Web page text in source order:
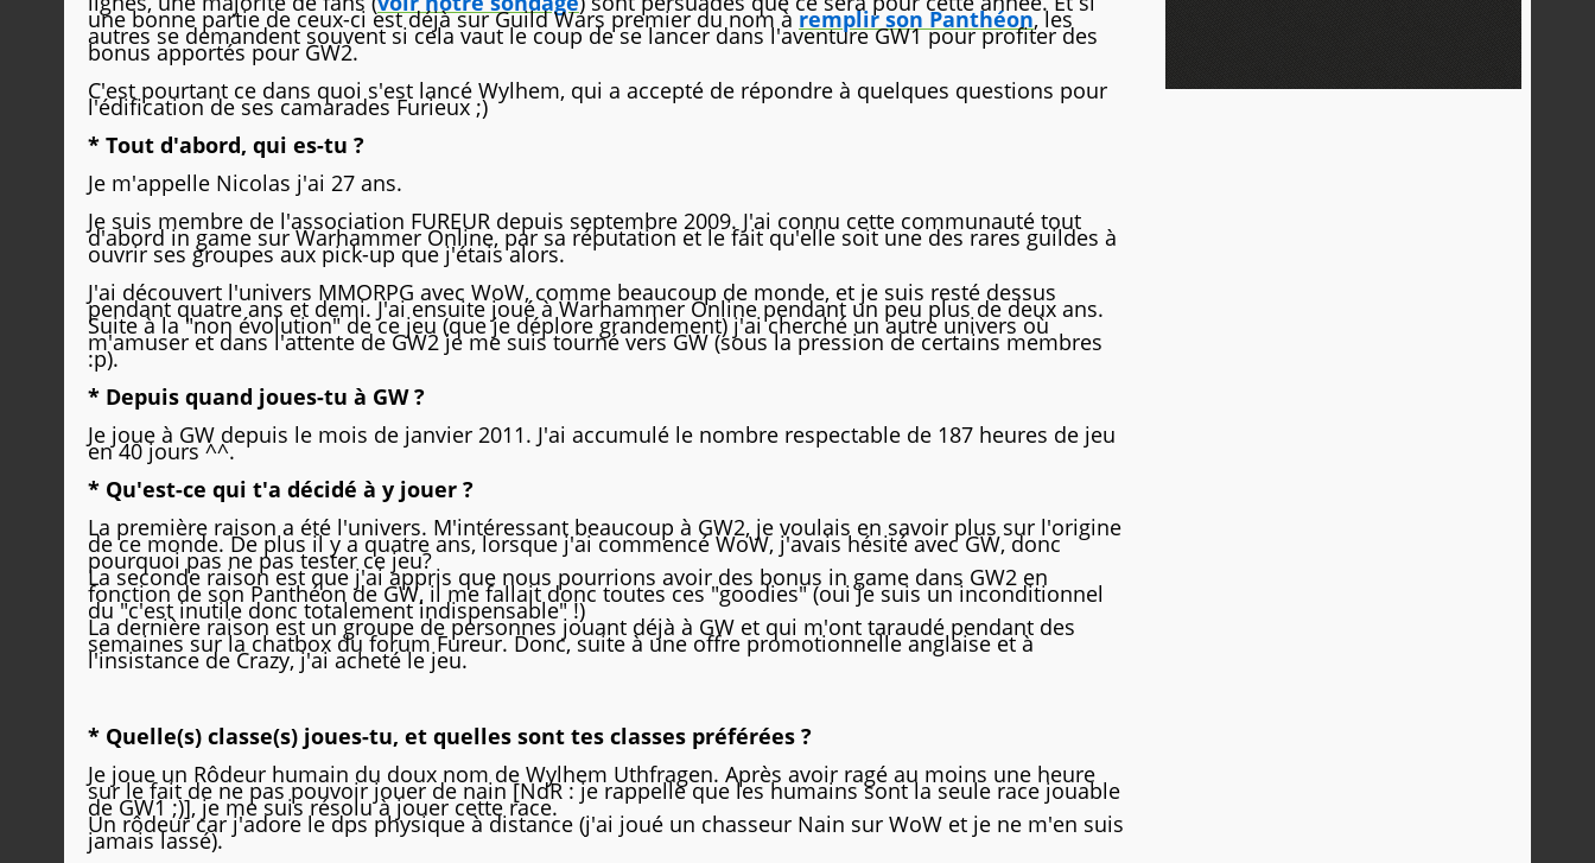
une bonne partie de ceux-ci est déjà sur Guild Wars premier du nom àremplir son Panthéon, les
autres se demandent souvent si cela vaut le coup de se lancer dans l'aventure GW1 pour profiter des
bonus apportés pour GW2.
C'est pourtant ce dans quoi s'est lancé Wylhem, qui a accepté de répondre à quelques questions pour
l'édification de ses camarades Furieux ;)
* Tout d'abord, qui es-tu ?
Je m'appelle Nicolas j'ai 27 ans.
Je suis membre de l'association FUREUR depuis septembre 2009. J'ai connu cette communauté tout
d'abord in game sur Warhammer Online, par sa réputation et le fait qu'elle soit une des rares guildes à
ouvrir ses groupes aux pick-up que j'étais alors.
J'ai découvert l'univers MMORPG avec WoW, comme beaucoup de monde, et je suis resté dessus
pendant quatre ans et demi. J'ai ensuite joué à Warhammer Online pendant un peu plus de deux ans.
Suite à la "non évolution" de ce jeu (que je déplore grandement) j'ai cherché un autre univers où
m'amuser et dans l'attente de GW2 je me suis tourné vers GW (sous la pression de certains membres
:p).
* Depuis quand joues-tu à GW ?
Je joue à GW depuis le mois de janvier 2011. J'ai accumulé le nombre respectable de 187 heures de jeu
en 40 jours ^^.
* Qu'est-ce qui t'a décidé à y jouer ?
La première raison a été l'univers. M'intéressant beaucoup à GW2, je voulais en savoir plus sur l'origine
de ce monde. De plus il y a quatre ans, lorsque j'ai commencé WoW, j'avais hésité avec GW, donc
pourquoi pas ne pas tester ce jeu?
La seconde raison est que j'ai appris que nous pourrions avoir des bonus in game dans GW2 en
fonction de son Panthéon de GW, il me fallait donc toutes ces "goodies" (oui je suis un inconditionnel
du "c'est inutile donc totalement indispensable" !)
La dernière raison est un groupe de personnes jouant déjà à GW et qui m'ont taraudé pendant des
semaines sur la chatbox du forum Fureur. Donc, suite à une offre promotionnelle anglaise et à
l'insistance de Crazy, j'ai acheté le jeu.
* Quelle(s) classe(s) joues-tu, et quelles sont tes classes préférées ?
Je joue un Rôdeur humain du doux nom de Wylhem Uthfragen. Après avoir ragé au moins une heure
sur le fait de ne pas pouvoir jouer de nain [NdR : je rappelle que les humains sont la seule race jouable
de GW1 ;)], je me suis résolu à jouer cette race.
Un rôdeur car j'adore le dps physique à distance (j'ai joué un chasseur Nain sur WoW et je ne m'en suis
jamais lassé).